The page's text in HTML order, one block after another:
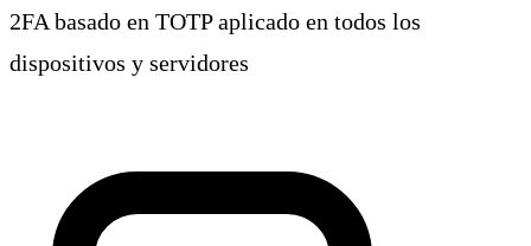
2FA basado en TOTP aplicado en todos los
dispositivos y servidores